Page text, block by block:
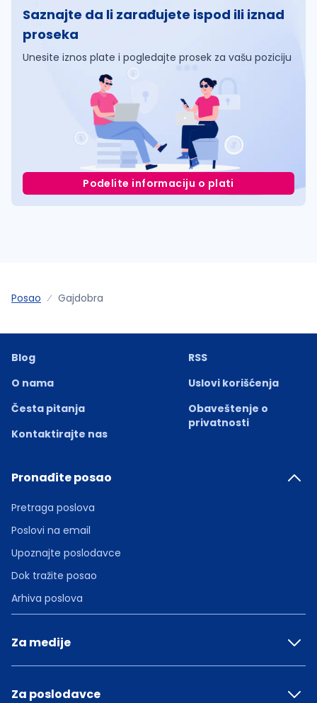
Saznajte da li zarađujete ispod ili iznad
proseka
Unesite iznos plate i pogledajte prosek za vašu poziciju
Podelite informaciju o plati
Posao Gajdobra
Blog
O nama
Česta pitanja
Kontaktirajte nas
RSS
Uslovi korišćenja
Obaveštenje o
privatnosti
Pronađite posao
Pretraga poslova
Poslovi na email
Upoznajte poslodavce
Dok tražite posao
Arhiva poslova
Za medije
Za poslodavce